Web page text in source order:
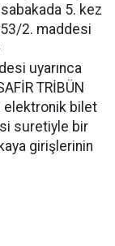
5. kez
53/2. maddesi
uyarınca
TRİBÜN
elektronik bilet
suretiyle bir
girişlerinin